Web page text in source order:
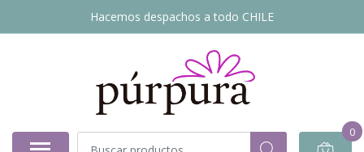
Hacemos despachos a todo CHILE
0